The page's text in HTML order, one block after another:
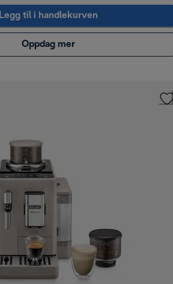
Legg til i handlekurven
Oppdag mer